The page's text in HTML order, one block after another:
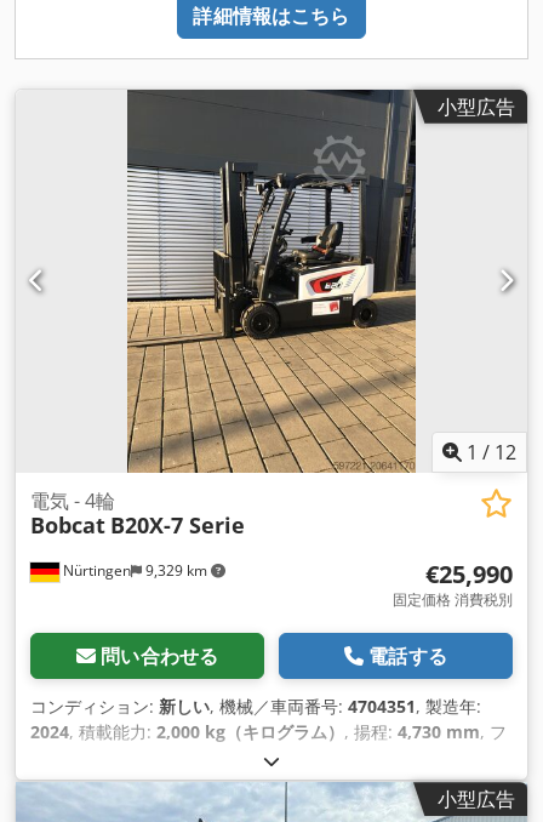
詳細情報はこちら
小型広告
1 / 12
Nürtingen 9,329 km
電気 - 4輪
Bobcat B20X-7 Serie
€25,990
固定価格 消費税別
問い合わせる 電話する
コンディション: 新しい, 機械／車両番号: 4704351, 製造年:
2024, 積載能力: 2,000 kg（キログラム） , 揚程: 4,730 mm, フ
, 荷重中心:
マスト型式:トリプレックス, 建設高:2,230 mm, フォーク長:
1,200 mm, 小型広告